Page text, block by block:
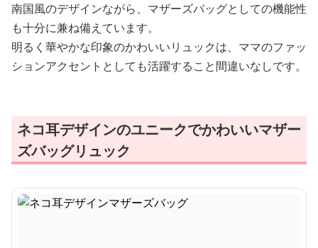
南国風のデザインながら、マザーズバッグとしての機能性
も十分に兼ね備えています。
明るく華やかな印象のかわいいリュックは、ママのファッ
ションアクセントとしても活躍すること間違いなしです。
ネコ耳デザインのユニークでかわいいマザー
ズバッグリュック